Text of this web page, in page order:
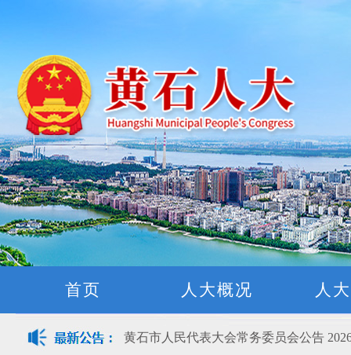
首页 人大概况 人
黄石市人民代表大会常务委员会公告
关于征集立法工作规划（2027年—2031
关于征求《黄石市停车场建设管理条例
公开征集“扩大内需大力提振消费”社会
黄石市人民代表大会常务委员会公告
黄石市人民代表大会常务委员会公告